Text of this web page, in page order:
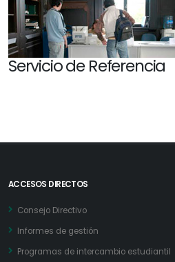
Servicio de Referencia
ACCESOS DIRECTOS
Consejo Directivo
Informes de gestión
Programas de intercambio estudiantil